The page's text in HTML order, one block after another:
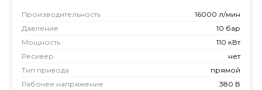
Производитель­ность
16000 л/мин
Давление
10 бар
Мощность
110 кВт
Ресивер
нет
Тип привода
прямой
Рабочее напряжение
380 В